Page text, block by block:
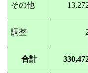
その他 13,272
調整 2
合計